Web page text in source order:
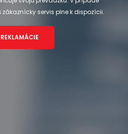
servis plne k dispozícii.
REKLAMÁCIE